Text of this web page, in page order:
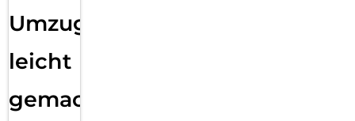
Umzug
leicht
gemacht!